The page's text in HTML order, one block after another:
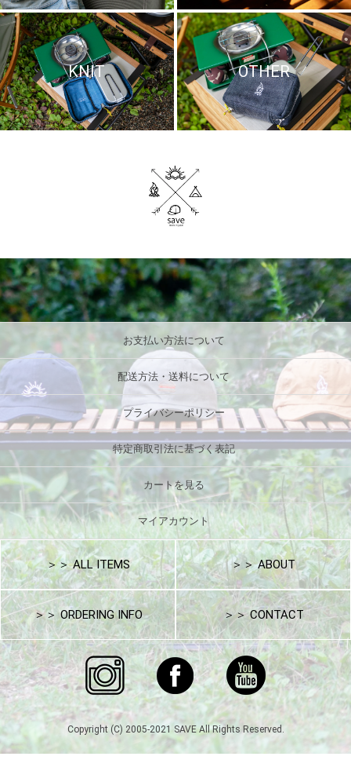
KNIT OTHER
お支払い方法について
配送方法・送料について
プライバシーポリシー
特定商取引法に基づく表記
カートを見る
マイアカウント
＞＞ ALL ITEMS ＞＞ ABOUT
＞＞ ORDERING INFO ＞＞ CONTACT
Copyright (C) 2005-2021 SAVE All Rights Reserved.